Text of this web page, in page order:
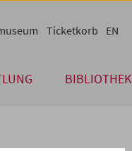
BIBLIOTHEK
Ticketkorb EN